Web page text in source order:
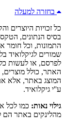
בחזרה למעלה
כל זכויות היוצרים
בסיס הנתונים,
התמונות, וכל
שמורים לגיקלואיד
לפרסם, או לעשות
האתר, כולל מוצרים,
המוצג באתר, אלא
ע''י גיקלואיד.
גילוי נאות: כמו לכל
מהלינקים באתר הם